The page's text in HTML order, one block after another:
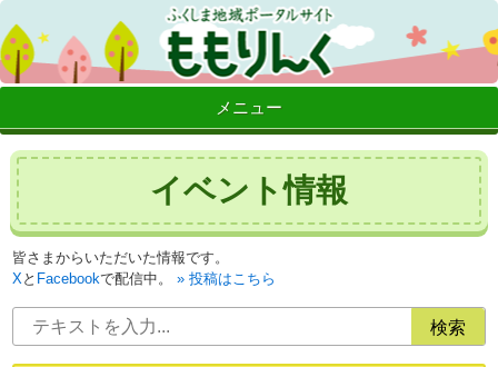
メニュー
イベント情報
皆さまからいただいた情報です。
Xと Facebookで配信中。 投稿はこちら